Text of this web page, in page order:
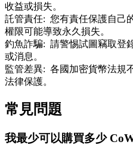
收益或損失。
託管責任: 您有責任保護自己
權限可能導致永久損失。
釣魚詐騙: 請警惕試圖竊取登
或消息。
監管差異: 各國加密貨幣法規
法律保護。
常見問題
我最少可以購買多少